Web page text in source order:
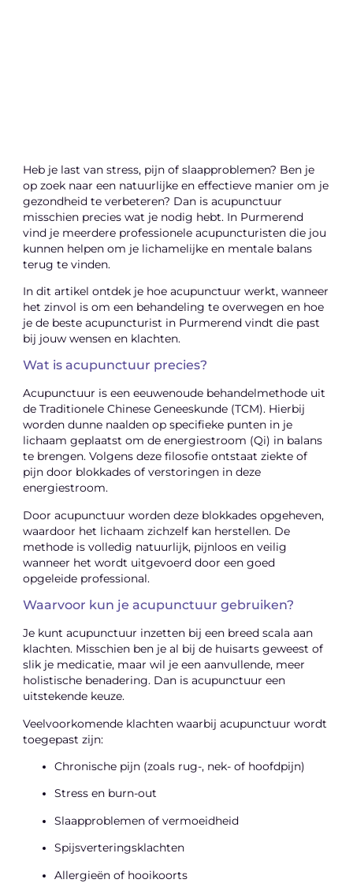
Heb je last van stress, pijn of slaapproblemen? Ben je
op zoek naar een natuurlijke en effectieve manier om je
gezondheid te verbeteren? Dan is acupunctuur
misschien precies wat je nodig hebt. In Purmerend
vind je meerdere professionele acupuncturisten die jou
kunnen helpen om je lichamelijke en mentale balans
terug te vinden.
In dit artikel ontdek je hoe acupunctuur werkt, wanneer
het zinvol is om een behandeling te overwegen en hoe
je de beste acupuncturist in Purmerend vindt die past
bij jouw wensen en klachten.
Wat is acupunctuur precies?
Acupunctuur is een eeuwenoude behandelmethode uit
de Traditionele Chinese Geneeskunde (TCM). Hierbij
worden dunne naalden op specifieke punten in je
lichaam geplaatst om de energiestroom (Qi) in balans
te brengen. Volgens deze filosofie ontstaat ziekte of
pijn door blokkades of verstoringen in deze
energiestroom.
Door acupunctuur worden deze blokkades opgeheven,
waardoor het lichaam zichzelf kan herstellen. De
methode is volledig natuurlijk, pijnloos en veilig
wanneer het wordt uitgevoerd door een goed
opgeleide professional.
Waarvoor kun je acupunctuur gebruiken?
Je kunt acupunctuur inzetten bij een breed scala aan
klachten. Misschien ben je al bij de huisarts geweest of
slik je medicatie, maar wil je een aanvullende, meer
holistische benadering. Dan is acupunctuur een
uitstekende keuze.
Veelvoorkomende klachten waarbij acupunctuur wordt
toegepast zijn:
Chronische pijn (zoals rug-, nek- of hoofdpijn)
Stress en burn-out
Slaapproblemen of vermoeidheid
Spijsverteringsklachten
Allergieën of hooikoorts